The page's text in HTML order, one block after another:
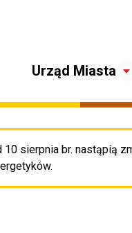
Urząd Miasta
10 sierpnia br. nastąpią